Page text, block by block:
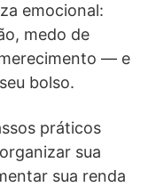
emocional:
medo de
— e
bolso.
práticos
sua
sua renda